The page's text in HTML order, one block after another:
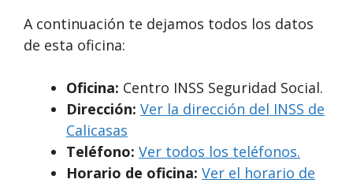
A continuación te dejamos todos los datos
de esta oficina:
Oficina: Centro INSS Seguridad Social.
Dirección: Ver la dirección del INSS de
Calicasas
Teléfono: Ver todos los teléfonos.
Horario de oficina: Ver el horario de